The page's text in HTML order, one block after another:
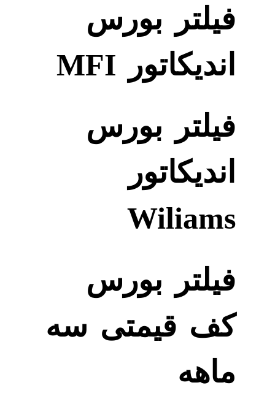
فیلتر بورس
اندیکاتور MFI
فیلتر بورس
اندیکاتور
Wiliams
فیلتر بورس
کف قیمتی سه
ماهه